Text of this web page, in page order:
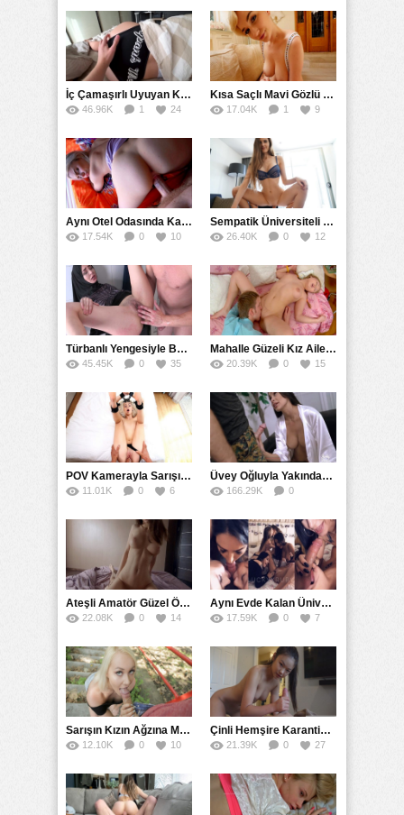
İç Çamaşırlı Uyuyan Kuzenin Külotunu İndirip Soktu
46.96K 1 24
Kısa Saçlı Mavi Gözlü Kız Mankenlik İçin Soyundu
17.04K 1 9
Aynı Otel Odasında Kalan Yakın Arkadaşlar Sıkılınca Sikişti
17.54K 0 10
Sempatik Üniversiteli Model Sevdiği İçin Amatörce Davrandı
26.40K 0 12
Türbanlı Yengesiyle Banyoda Karşılaşınca Hazırlıksız Sikti
45.45K 0 35
Mahalle Güzeli Kız Aile Dostlarının Evinde Amını Yalattı
20.39K 0 15
POV Kamerayla Sarışını Sikenin Kendiniz Olduğunu Hissedeceksiniz
11.01K 0 6
Üvey Oğluyla Yakından Tanışmak İçin Çabalayan Milf
166.29K
0
Ateşli Amatör Güzel Ölünesi Fiziğini Nasılda Siktirdi
22.08K 0 14
Aynı Evde Kalan Üniversiteli Beş Kız Tek Erkeği Paylaştı
17.59K 0 7
Sarışın Kızın Ağzına Merdivenlerde Verip Ormanda Sikti
12.10K 0 10
Çinli Hemşire Karantina Bölgesinde Döl Dezenfekte Etti
21.39K 0 27